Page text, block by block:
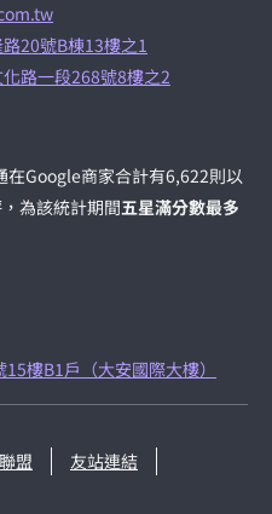
20號B棟13樓之1
路一段268號8樓之2
Google商家合計有6,622則以
為該統計期間五星滿分數最多
樓B1戶（大安國際大樓）
盟
友站連結